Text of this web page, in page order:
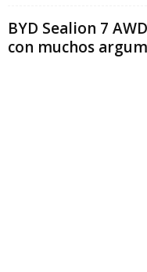
BYD Sealion 7
con muchos